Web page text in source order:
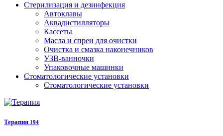
Стерилизация и дезинфекция
Автоклавы
Аквадистилляторы
Кассеты
Масла и спреи для очистки
Очистка и смазка наконечников
УЗВ-ванночки
Упаковочные машинки
Стоматологические установки
Стоматологические установки
Терапия 194